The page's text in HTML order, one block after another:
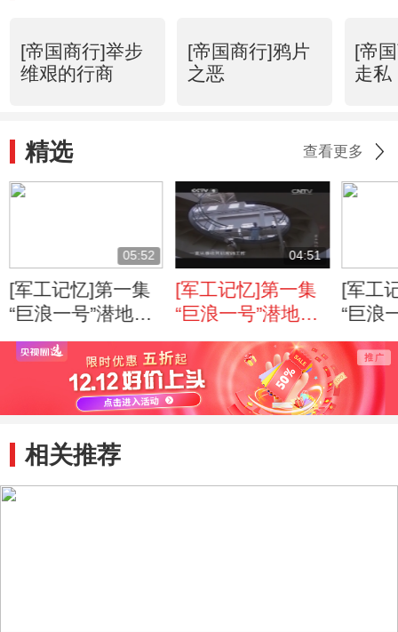
[帝国商行]举步
维艰的行商
[帝国商行]鸦片
之恶
[帝
走私
精选 查看更多
05:52
[军工记忆]第一集
“巨浪一号”潜地导
弹 “巨浪一号”首批
产品完成总装
04:51
[军工记忆]第一集
“巨浪一号”潜地导
弹 “巨浪一号”成功
试射
[军工
“巨浪
弹 “巨
试射
相关推荐